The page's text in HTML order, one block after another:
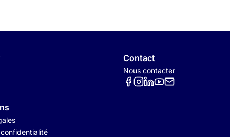
Contact
Nous contacter
Réseaux sociaux